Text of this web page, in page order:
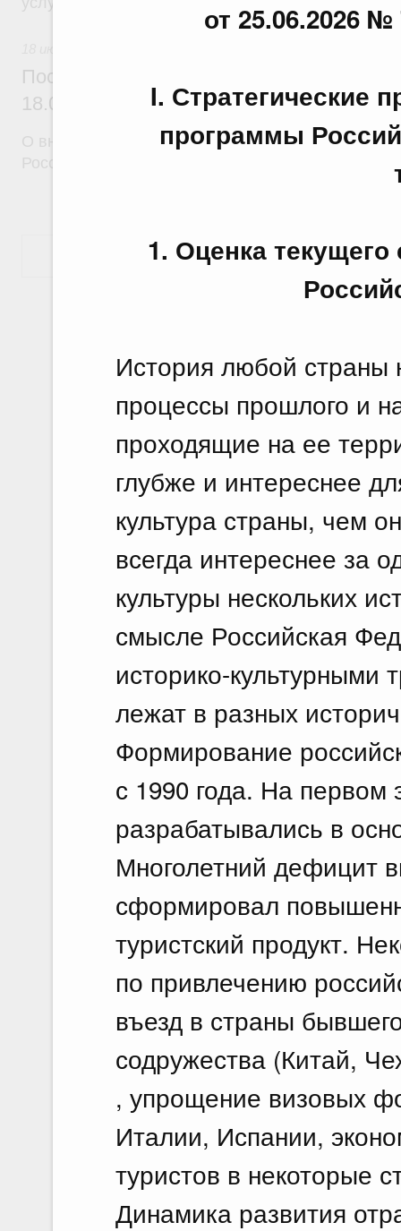
от 25.06.2026
I. Стратегические
программы
1. Оценка
История любой страны
процессы прошлого и
проходящие на ее
глубже и интереснее
культура страны, чем
всегда интереснее за
культуры нескольких
смысле Российская
историко-культурными
лежат в разных
Формирование
с 1990 года. На первом
разрабатывались в
Многолетний дефицит
сформировал
туристский продукт.
по привлечению
въезд в страны
содружества (Китай,
, упрощение визовых
Италии, Испании,
туристов в некоторые
Динамика развития
Постановление Правительства
18.07.2026 г. № 910
О внесении изменений в некоторые акты
Показать еще